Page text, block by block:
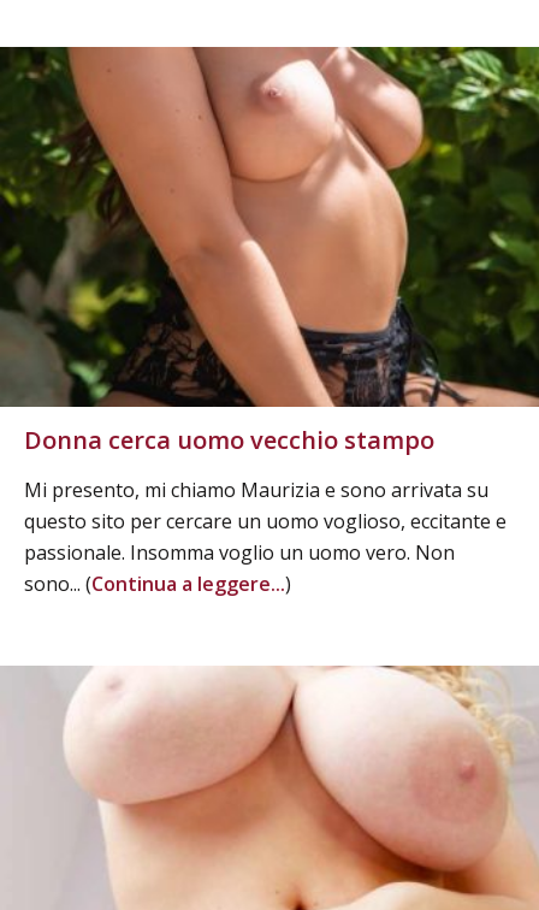
Donna cerca uomo vecchio stampo
Mi presento, mi chiamo Maurizia e sono arrivata su
questo sito per cercare un uomo voglioso, eccitante e
passionale. Insomma voglio un uomo vero. Non
sono... (Continua a leggere...)